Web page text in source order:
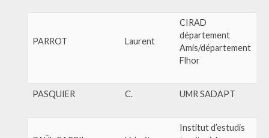
PARROT Laurent
CIRAD
département
Amis/département
Flhor
PASQUIER C. UMR SADAPT
Institut d’estudis